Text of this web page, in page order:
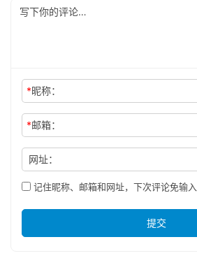
*昵称：
*邮箱：
网址：
记住昵称、邮箱和网址，下次评论免输入
提交